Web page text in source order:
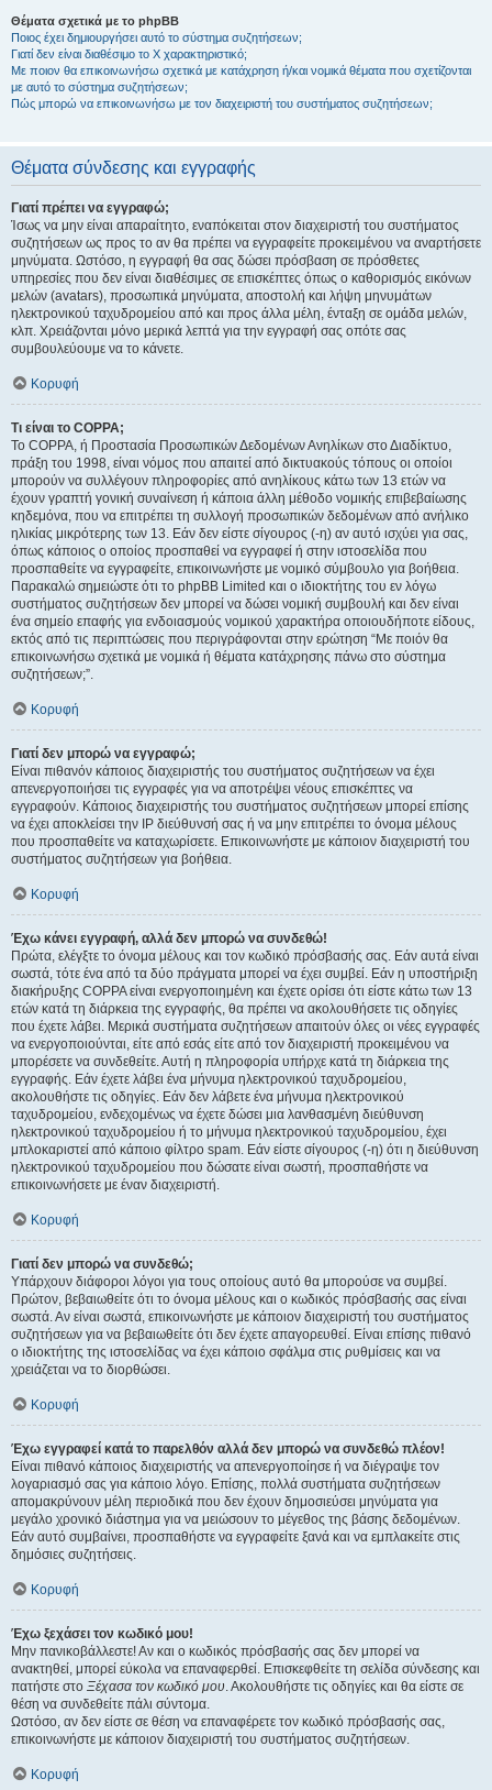
Θέματα σχετικά με το phpBB
Ποιος έχει δημιουργήσει αυτό το σύστημα συζητήσεων;
Γιατί δεν είναι διαθέσιμο το Χ χαρακτηριστικό;
Με ποιον θα επικοινωνήσω σχετικά με κατάχρηση ή/και νομικά θέματα που σχετίζονται
με αυτό το σύστημα συζητήσεων;
Πώς μπορώ να επικοινωνήσω με τον διαχειριστή του συστήματος συζητήσεων;
Θέματα σύνδεσης και εγγραφής
Γιατί πρέπει να εγγραφώ;
Ίσως να μην είναι απαραίτητο, εναπόκειται στον διαχειριστή του συστήματος
συζητήσεων ως προς το αν θα πρέπει να εγγραφείτε προκειμένου να αναρτήσετε
μηνύματα. Ωστόσο, η εγγραφή θα σας δώσει πρόσβαση σε πρόσθετες
υπηρεσίες που δεν είναι διαθέσιμες σε επισκέπτες όπως ο καθορισμός εικόνων
μελών (avatars), προσωπικά μηνύματα, αποστολή και λήψη μηνυμάτων
ηλεκτρονικού ταχυδρομείου από και προς άλλα μέλη, ένταξη σε ομάδα μελών,
κλπ. Χρειάζονται μόνο μερικά λεπτά για την εγγραφή σας οπότε σας
συμβουλεύουμε να το κάνετε.
Κορυφή
Τι είναι το COPPA;
Το COPPA, ή Προστασία Προσωπικών Δεδομένων Ανηλίκων στο Διαδίκτυο,
πράξη του 1998, είναι νόμος που απαιτεί από δικτυακούς τόπους οι οποίοι
μπορούν να συλλέγουν πληροφορίες από ανηλίκους κάτω των 13 ετών να
έχουν γραπτή γονική συναίνεση ή κάποια άλλη μέθοδο νομικής επιβεβαίωσης
κηδεμόνα, που να επιτρέπει τη συλλογή προσωπικών δεδομένων από ανήλικο
ηλικίας μικρότερης των 13. Εάν δεν είστε σίγουρος (-η) αν αυτό ισχύει για σας,
όπως κάποιος ο οποίος προσπαθεί να εγγραφεί ή στην ιστοσελίδα που
προσπαθείτε να εγγραφείτε, επικοινωνήστε με νομικό σύμβουλο για βοήθεια.
Παρακαλώ σημειώστε ότι το phpBB Limited και ο ιδιοκτήτης του εν λόγω
συστήματος συζητήσεων δεν μπορεί να δώσει νομική συμβουλή και δεν είναι
ένα σημείο επαφής για ενδοιασμούς νομικού χαρακτήρα οποιουδήποτε είδους,
εκτός από τις περιπτώσεις που περιγράφονται στην ερώτηση “Με ποιόν θα
επικοινωνήσω σχετικά με νομικά ή θέματα κατάχρησης πάνω στο σύστημα
συζητήσεων;”.
Κορυφή
Γιατί δεν μπορώ να εγγραφώ;
Είναι πιθανόν κάποιος διαχειριστής του συστήματος συζητήσεων να έχει
απενεργοποιήσει τις εγγραφές για να αποτρέψει νέους επισκέπτες να
εγγραφούν. Κάποιος διαχειριστής του συστήματος συζητήσεων μπορεί επίσης
να έχει αποκλείσει την IP διεύθυνσή σας ή να μην επιτρέπει το όνομα μέλους
που προσπαθείτε να καταχωρίσετε. Επικοινωνήστε με κάποιον διαχειριστή του
συστήματος συζητήσεων για βοήθεια.
Κορυφή
Έχω κάνει εγγραφή, αλλά δεν μπορώ να συνδεθώ!
Πρώτα, ελέγξτε το όνομα μέλους και τον κωδικό πρόσβασής σας. Εάν αυτά είναι
σωστά, τότε ένα από τα δύο πράγματα μπορεί να έχει συμβεί. Εάν η υποστήριξη
διακήρυξης COPPA είναι ενεργοποιημένη και έχετε ορίσει ότι είστε κάτω των 13
ετών κατά τη διάρκεια της εγγραφής, θα πρέπει να ακολουθήσετε τις οδηγίες
που έχετε λάβει. Μερικά συστήματα συζητήσεων απαιτούν όλες οι νέες εγγραφές
να ενεργοποιούνται, είτε από εσάς είτε από τον διαχειριστή προκειμένου να
μπορέσετε να συνδεθείτε. Αυτή η πληροφορία υπήρχε κατά τη διάρκεια της
εγγραφής. Εάν έχετε λάβει ένα μήνυμα ηλεκτρονικού ταχυδρομείου,
ακολουθήστε τις οδηγίες. Εάν δεν λάβετε ένα μήνυμα ηλεκτρονικού
ταχυδρομείου, ενδεχομένως να έχετε δώσει μια λανθασμένη διεύθυνση
ηλεκτρονικού ταχυδρομείου ή το μήνυμα ηλεκτρονικού ταχυδρομείου, έχει
μπλοκαριστεί από κάποιο φίλτρο spam. Εάν είστε σίγουρος (-η) ότι η διεύθυνση
ηλεκτρονικού ταχυδρομείου που δώσατε είναι σωστή, προσπαθήστε να
επικοινωνήσετε με έναν διαχειριστή.
Κορυφή
Γιατί δεν μπορώ να συνδεθώ;
Υπάρχουν διάφοροι λόγοι για τους οποίους αυτό θα μπορούσε να συμβεί.
Πρώτον, βεβαιωθείτε ότι το όνομα μέλους και ο κωδικός πρόσβασής σας είναι
σωστά. Αν είναι σωστά, επικοινωνήστε με κάποιον διαχειριστή του συστήματος
συζητήσεων για να βεβαιωθείτε ότι δεν έχετε απαγορευθεί. Είναι επίσης πιθανό
ο ιδιοκτήτης της ιστοσελίδας να έχει κάποιο σφάλμα στις ρυθμίσεις και να
χρειάζεται να το διορθώσει.
Κορυφή
Έχω εγγραφεί κατά το παρελθόν αλλά δεν μπορώ να συνδεθώ πλέον!
Είναι πιθανό κάποιος διαχειριστής να απενεργοποίησε ή να διέγραψε τον
λογαριασμό σας για κάποιο λόγο. Επίσης, πολλά συστήματα συζητήσεων
απομακρύνουν μέλη περιοδικά που δεν έχουν δημοσιεύσει μηνύματα για
μεγάλο χρονικό διάστημα για να μειώσουν το μέγεθος της βάσης δεδομένων.
Εάν αυτό συμβαίνει, προσπαθήστε να εγγραφείτε ξανά και να εμπλακείτε στις
δημόσιες συζητήσεις.
Κορυφή
Έχω ξεχάσει τον κωδικό μου!
Μην πανικοβάλλεστε! Αν και ο κωδικός πρόσβασής σας δεν μπορεί να
ανακτηθεί, μπορεί εύκολα να επαναφερθεί. Επισκεφθείτε τη σελίδα σύνδεσης και
πατήστε στο Ξέχασα τον κωδικό μου. Ακολουθήστε τις οδηγίες και θα είστε σε
θέση να συνδεθείτε πάλι σύντομα.
Ωστόσο, αν δεν είστε σε θέση να επαναφέρετε τον κωδικό πρόσβασής σας,
επικοινωνήστε με κάποιον διαχειριστή του συστήματος συζητήσεων.
Κορυφή